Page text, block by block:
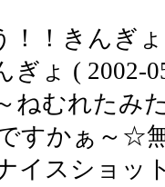
！！きんぎ
ぎょ ( 2002-
ねむれたみ
すかぁ～☆
イスショッ